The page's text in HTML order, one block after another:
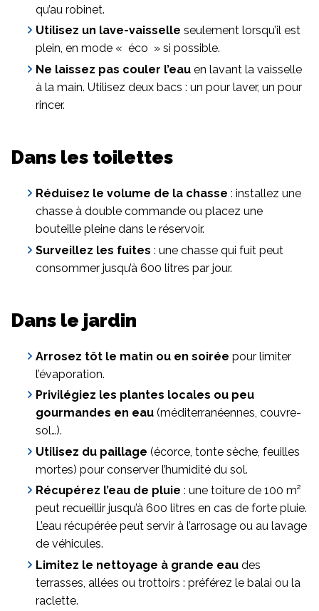
qu’au robinet.
Utilisez un lave-vaisselle seulement lorsqu’il est
plein, en mode « éco » si possible.
Ne laissez pas couler l’eau en lavant la vaisselle
à la main. Utilisez deux bacs : un pour laver, un pour
rincer.
Dans les toilettes
Réduisez le volume de la chasse : installez une
chasse à double commande ou placez une
bouteille pleine dans le réservoir.
Surveillez les fuites : une chasse qui fuit peut
consommer jusqu’à 600 litres par jour.
Dans le jardin
Arrosez tôt le matin ou en soirée pour limiter
l’évaporation.
Privilégiez les plantes locales ou peu
gourmandes en eau (méditerranéennes, couvre-
sol…).
Utilisez du paillage (écorce, tonte sèche, feuilles
mortes) pour conserver l’humidité du sol.
Récupérez l’eau de pluie : une toiture de 100 m²
peut recueillir jusqu’à 600 litres en cas de forte pluie.
L’eau récupérée peut servir à l’arrosage ou au lavage
de véhicules.
Limitez le nettoyage à grande eau des
terrasses, allées ou trottoirs : préférez le balai ou la
raclette.